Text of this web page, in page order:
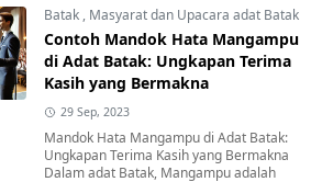
Batak , Masyarat dan Upacara adat Batak
Contoh Mandok Hata Mangampu
di Adat Batak: Ungkapan Terima
Kasih yang Bermakna
29 Sep, 2023
Mandok Hata Mangampu di Adat Batak:
Ungkapan Terima Kasih yang Bermakna
Dalam adat Batak, Mangampu adalah